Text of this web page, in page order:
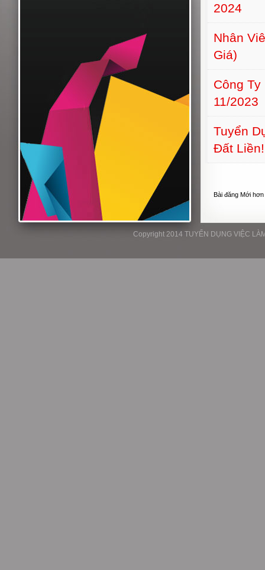
2024
Nhân
Giá)
Công
11/2023
Tuyển
Đất
Bài đăng Mới hơn
Copyright 2014 TUYỂN DỤNG VIỆC